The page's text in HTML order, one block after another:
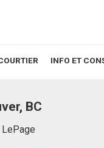
INFO ET
BC